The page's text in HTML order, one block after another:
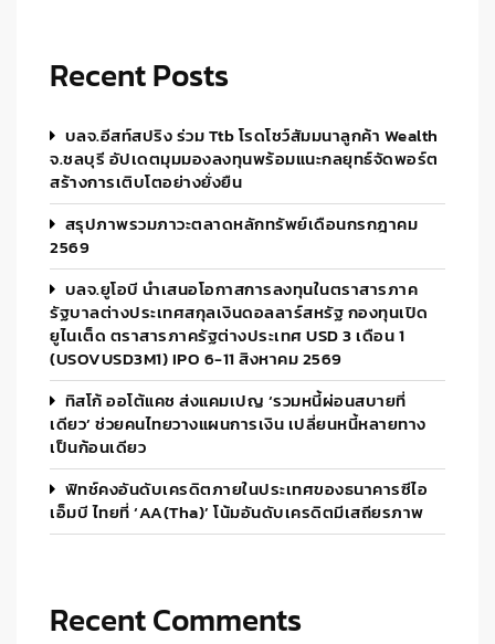
Recent Posts
บลจ.อีสท์สปริง ร่วม Ttb โรดโชว์สัมมนาลูกค้า Wealth
จ.ชลบุรี อัปเดตมุมมองลงทุนพร้อมแนะกลยุทธ์จัดพอร์ต
สร้างการเติบโตอย่างยั่งยืน
สรุปภาพรวมภาวะตลาดหลักทรัพย์เดือนกรกฎาคม
2569
บลจ.ยูโอบี นำเสนอโอกาสการลงทุนในตราสารภาค
รัฐบาลต่างประเทศสกุลเงินดอลลาร์สหรัฐ กองทุนเปิด
ยูไนเต็ด ตราสารภาครัฐต่างประเทศ USD 3 เดือน 1
(USOVUSD3M1) IPO 6-11 สิงหาคม 2569
ทิสโก้ ออโต้แคช ส่งแคมเปญ ‘รวมหนี้ผ่อนสบายที่
เดียว’ ช่วยคนไทยวางแผนการเงิน เปลี่ยนหนี้หลายทาง
เป็นก้อนเดียว
ฟิทช์คงอันดับเครดิตภายในประเทศของธนาคารซีไอ
เอ็มบี ไทยที่ ‘AA(tha)’ โน้มอันดับเครดิตมีเสถียรภาพ
Recent Comments